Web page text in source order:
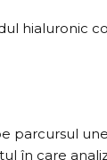
hialuronic
parcursul
în care